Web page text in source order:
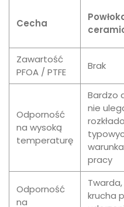
Cecha
Zawartość
PFOA / PTFE
Brak
Odporność
na wysoką
temperaturę
Bardzo
nie
pracy
Odporność
na
krucha